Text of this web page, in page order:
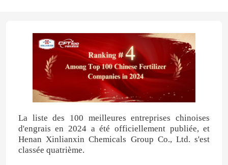
La liste des 100 meilleures entreprises chinoises
d'engrais en 2024 a été officiellement publiée, et
Henan Xinlianxin Chemicals Group Co., Ltd. s'est
classée quatrième.